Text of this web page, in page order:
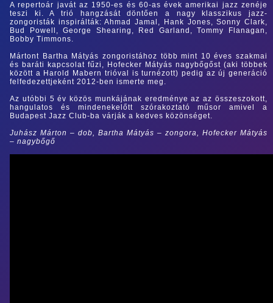
A repertoár javát az 1950-es és 60-as évek amerikai jazz zenéje
teszi ki. A trió hangzását döntően a nagy klasszikus jazz-
zongoristák inspirálták: Ahmad Jamal, Hank Jones, Sonny Clark,
Bud Powell, George Shearing, Red Garland, Tommy Flanagan,
Bobby Timmons.
Mártont Bartha Mátyás zongoristához több mint 10 éves szakmai
és baráti kapcsolat fűzi, Hofecker Mátyás nagybőgőst (aki többek
között a Harold Mabern trióval is turnézott) pedig az új generáció
felfedezettjeként 2012-ben ismerte meg.
Az utóbbi 5 év közös munkájának eredménye az az összeszokott,
hangulatos és mindenekelőtt szórakoztató műsor amivel a
Budapest Jazz Club-ba várják a kedves közönséget.
Juhász Márton – dob, Bartha Mátyás – zongora, Hofecker Mátyás
– nagybőgő